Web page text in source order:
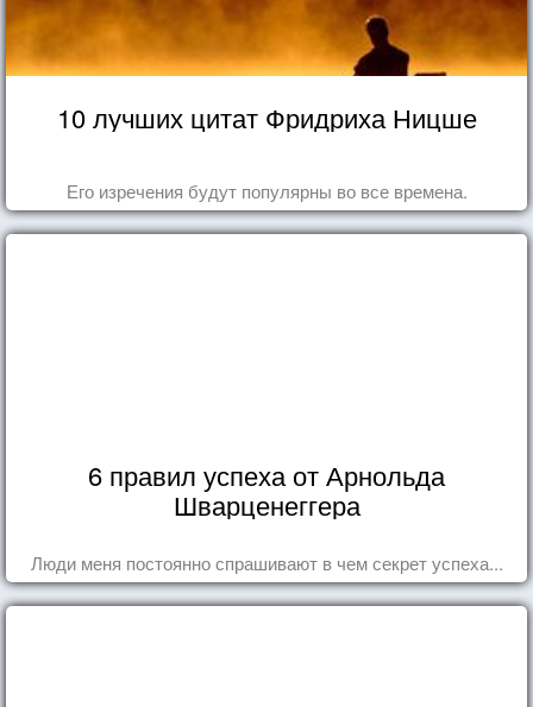
10 лучших цитат Фридриха Ницше
Его изречения будут популярны во все времена.
6 правил успеха от Арнольда
Шварценеггера
Люди меня постоянно спрашивают в чем секрет успеха...